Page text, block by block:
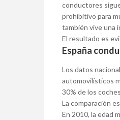
conductores
prohibitivo para
también vive una
El resultado es
España
Los datos
automovilísticos
30% de los
La comparación
En 2010, la edad